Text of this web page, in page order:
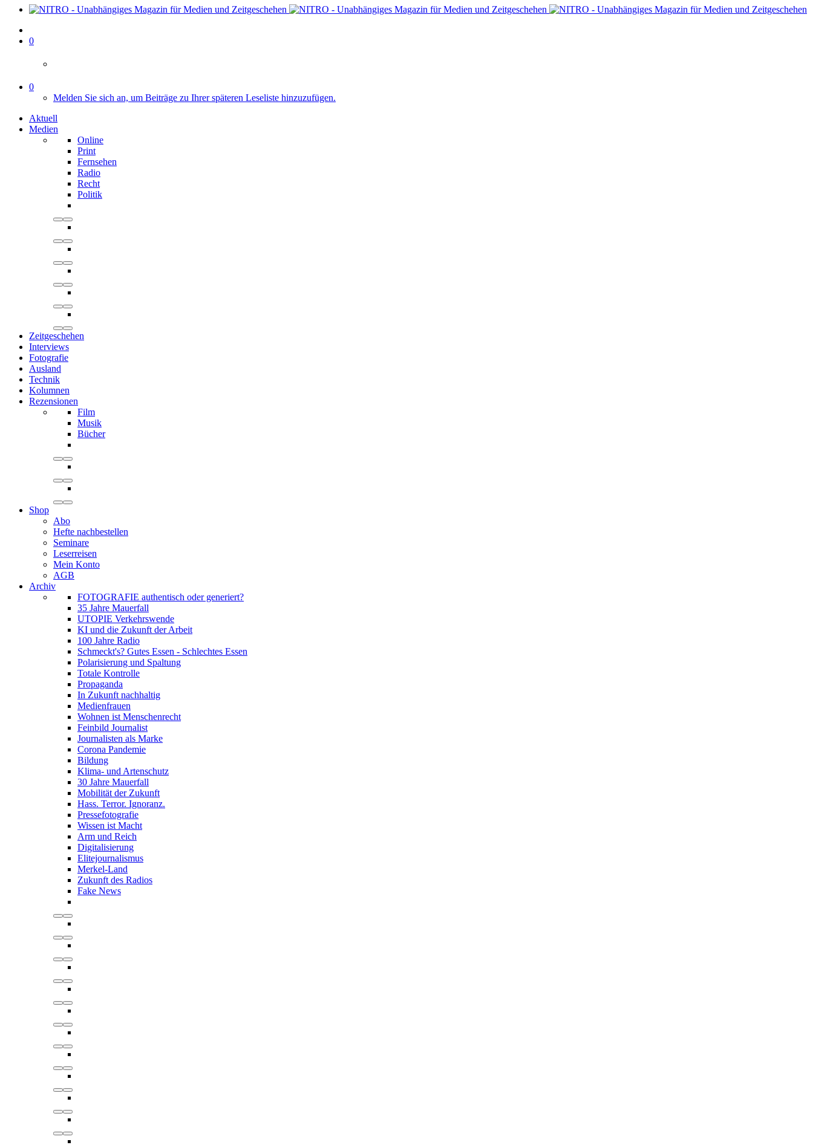
0
0
Melden Sie sich an, um Beiträge zu Ihrer späteren Leseliste hinzuzufügen.
Aktuell
Medien
Online
Print
Fernsehen
Radio
Recht
Politik
Zeitgeschehen
Interviews
Fotografie
Ausland
Technik
Kolumnen
Rezensionen
Film
Musik
Bücher
Shop
Abo
Hefte nachbestellen
Seminare
Leserreisen
Mein Konto
AGB
Archiv
FOTOGRAFIE authentisch oder generiert?
35 Jahre Mauerfall
UTOPIE Verkehrswende
KI und die Zukunft der Arbeit
100 Jahre Radio
Schmeckt's? Gutes Essen - Schlechtes Essen
Polarisierung und Spaltung
Totale Kontrolle
Propaganda
In Zukunft nachhaltig
Medienfrauen
Wohnen ist Menschenrecht
Feinbild Journalist
Journalisten als Marke
Corona Pandemie
Bildung
Klima- und Artenschutz
30 Jahre Mauerfall
Mobilität der Zukunft
Hass. Terror. Ignoranz.
Pressefotografie
Wissen ist Macht
Arm und Reich
Digitalisierung
Elitejournalismus
Merkel-Land
Zukunft des Radios
Fake News